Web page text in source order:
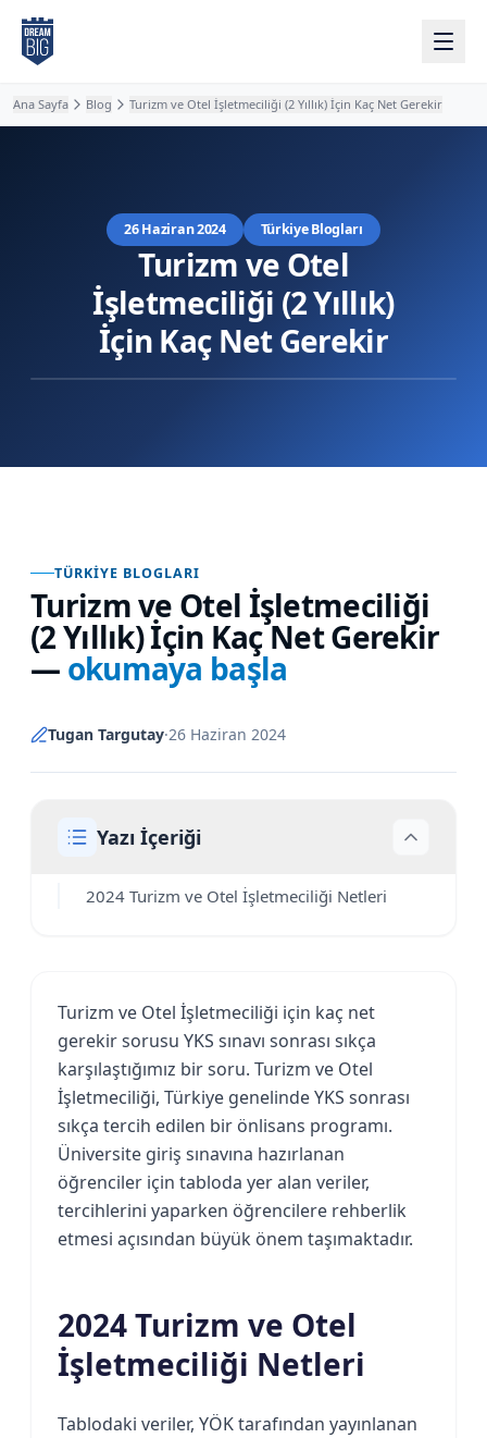
Ana içeriğe atla
Ana Sayfa Blog Turizm ve Otel İşletmeciliği (2 Yıllık) İçin Kaç Net Gerekir
26 Haziran 2024 Türkiye Blogları
Turizm ve Otel
İşletmeciliği (2 Yıllık)
İçin Kaç Net Gerekir
TÜRKIYE BLOGLARI
Turizm ve Otel İşletmeciliği
(2 Yıllık) İçin Kaç Net Gerekir
— okumaya başla
Tugan Targutay·26 Haziran 2024
Yazı İçeriği
2024 Turizm ve Otel İşletmeciliği Netleri
Turizm ve Otel İşletmeciliği için kaç net
gerekir sorusu YKS sınavı sonrası sıkça
karşılaştığımız bir soru. Turizm ve Otel
İşletmeciliği, Türkiye genelinde YKS sonrası
sıkça tercih edilen bir önlisans programı.
Üniversite giriş sınavına hazırlanan
öğrenciler için tabloda yer alan veriler,
tercihlerini yaparken öğrencilere rehberlik
etmesi açısından büyük önem taşımaktadır.
2024 Turizm ve Otel
İşletmeciliği Netleri
Tablodaki veriler, YÖK tarafından yayınlanan